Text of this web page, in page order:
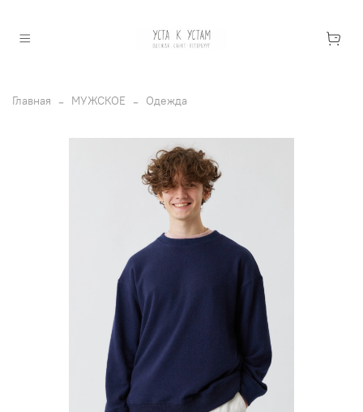
Главная МУЖСКОЕ Одежда